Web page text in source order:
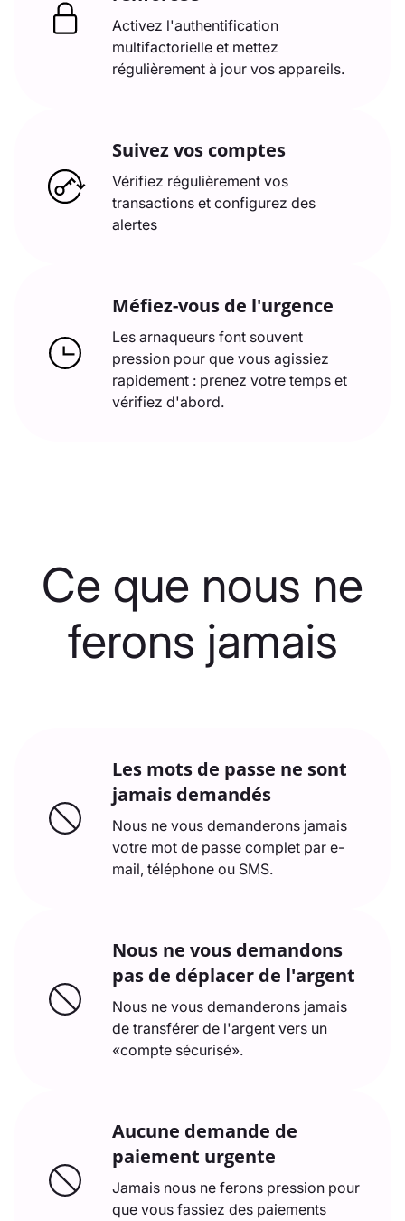
Activez l'authentification
multifactorielle et mettez
régulièrement à jour vos appareils.
Suivez vos comptes
Vérifiez régulièrement vos
transactions et configurez des
alertes
Méfiez-vous de l'urgence
Les arnaqueurs font souvent
pression pour que vous agissiez
rapidement : prenez votre temps et
vérifiez d'abord.
Ce que nous ne
ferons jamais
Les mots de passe ne sont
jamais demandés
Nous ne vous demanderons jamais
votre mot de passe complet par e-
mail, téléphone ou SMS.
Nous ne vous demandons
pas de déplacer de l'argent
Nous ne vous demanderons jamais
de transférer de l'argent vers un
«compte sécurisé».
Aucune demande de
paiement urgente
Jamais nous ne ferons pression pour
que vous fassiez des paiements